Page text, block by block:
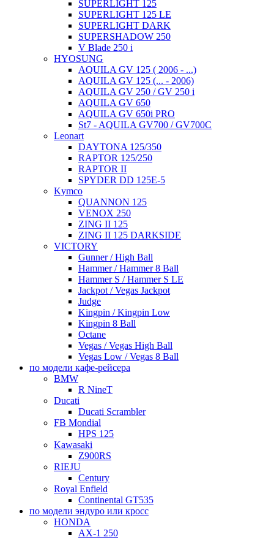
SUPERLIGHT 125
SUPERLIGHT 125 LE
SUPERLIGHT DARK
SUPERSHADOW 250
V Blade 250 i
HYOSUNG
AQUILA GV 125 ( 2006 - ...)
AQUILA GV 125 (... - 2006)
AQUILA GV 250 / GV 250 i
AQUILA GV 650
AQUILA GV 650i PRO
St7 - AQUILA GV700 / GV700C
Leonart
DAYTONA 125/350
RAPTOR 125/250
RAPTOR II
SPYDER DD 125E-5
Kymco
QUANNON 125
VENOX 250
ZING II 125
ZING II 125 DARKSIDE
VICTORY
Gunner / High Ball
Hammer / Hammer 8 Ball
Hammer S / Hammer S LE
Jackpot / Vegas Jackpot
Judge
Kingpin / Kingpin Low
Kingpin 8 Ball
Octane
Vegas / Vegas High Ball
Vegas Low / Vegas 8 Ball
по модели кафе-рейсера
BMW
R NineT
Ducati
Ducati Scrambler
FB Mondial
HPS 125
Kawasaki
Z900RS
RIEJU
Century
Royal Enfield
Continental GT535
по модели эндуро или кросс
HONDA
AX-1 250